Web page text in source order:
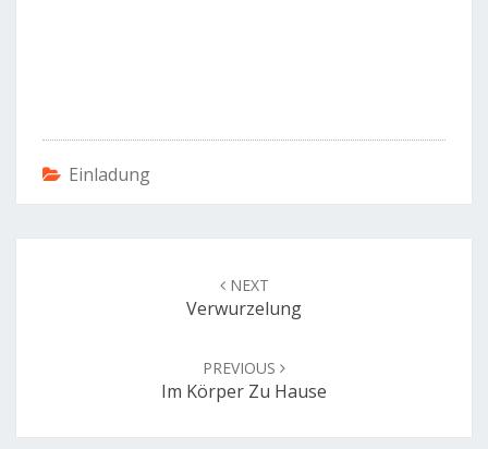
Einladung
NEXT
Verwurzelung
PREVIOUS
Im Körper Zu Hause